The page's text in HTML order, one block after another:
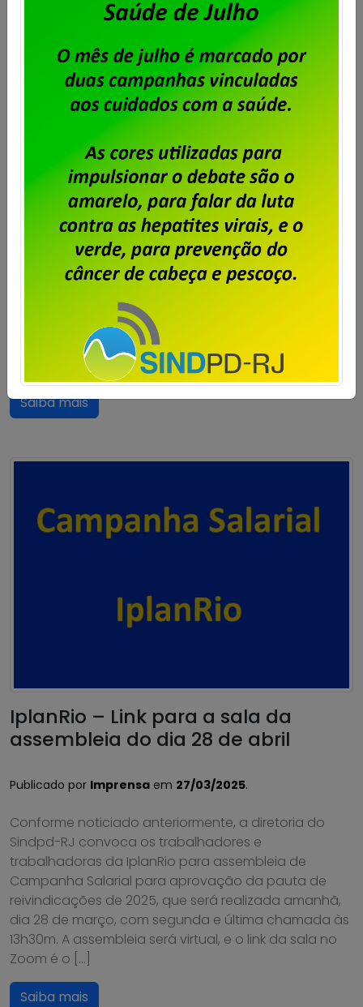
Campanha Salarial IplanRio –
Trabalhadores aprovam pauta de
reivindicações
Publicado porImprensaem 01/04/2025.
Em assembleia realizada pela diretoria do Sindpd-RJ
no dia 28 de março, os trabalhadores e
trabalhadoras da IplanRio debateram e aprovaram a
pauta de reivindicações da Campanha Salarial
2025/2027, a ser apresentada à empresa Clique no
link abaixo e confira o documento Pauta de
Reivindicações – ACT 2025 2027
Saiba mais
IplanRio – Link para a sala da
assembleia do dia 28 de abril
Publicado por Imprensa em 27/03/2025.
Conforme noticiado anteriormente, a diretoria do
Sindpd-RJ convoca os trabalhadores e
trabalhadoras da IplanRio para assembleia de
Campanha Salarial para aprovação da pauta de
reivindicações de 2025, que será realizada amanhã,
dia 28 de março, com segunda e última chamada às
13h30m. A assembleia será virtual, e o link da sala no
Zoom é o […]
Saiba mais